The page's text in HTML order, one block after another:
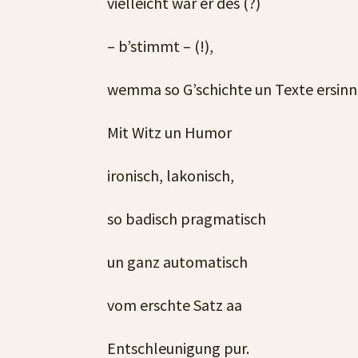
– b’stimmt – (!),
wemma so G’schichte un Texte
Mit Witz un Humor
ironisch, lakonisch,
so badisch pragmatisch
un ganz automatisch
vom erschte Satz aa
Entschleunigung pur.